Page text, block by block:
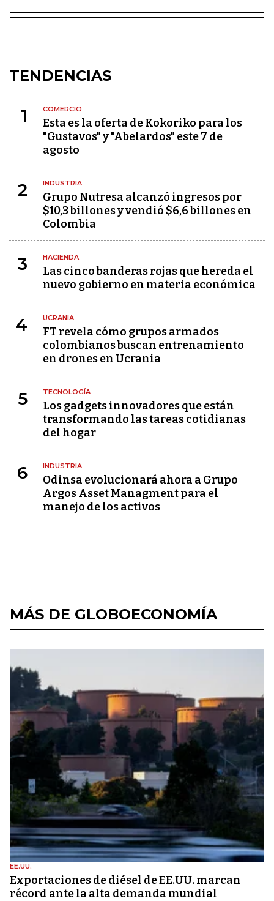
TENDENCIAS
1 COMERCIO
Esta es la oferta de Kokoriko para los
"Gustavos" y "Abelardos" este 7 de
agosto
2 INDUSTRIA
Grupo Nutresa alcanzó ingresos por
$10,3 billones y vendió $6,6 billones en
Colombia
3 HACIENDA
Las cinco banderas rojas que hereda el
nuevo gobierno en materia económica
4 UCRANIA
FT revela cómo grupos armados
colombianos buscan entrenamiento
en drones en Ucrania
5 TECNOLOGÍA
Los gadgets innovadores que están
transformando las tareas cotidianas
del hogar
6 INDUSTRIA
Odinsa evolucionará ahora a Grupo
Argos Asset Managment para el
manejo de los activos
MÁS DE GLOBOECONOMÍA
EE.UU.
Exportaciones de diésel de EE.UU. marcan
récord ante la alta demanda mundial